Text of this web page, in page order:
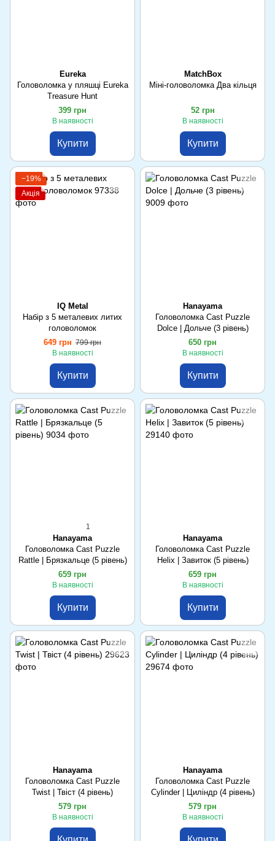
Eureka
Головоломка у пляшці Eureka
Treasure Hunt
399 грн
В наявності
Купити
MatchBox
Міні-головоломка Два кільця
52 грн
В наявності
Купити
−19%
Акція
IQ Metal
Набір з 5 металевих литих
головоломок
649 грн 799 грн
В наявності
Купити
Hanayama
Головоломка Cast Puzzle
Dolce | Дольче (3 рівень)
650 грн
В наявності
Купити
1
Hanayama
Головоломка Cast Puzzle
Rattle | Брязкальце (5 рівень)
659 грн
В наявності
Купити
Hanayama
Головоломка Cast Puzzle
Helix | Завиток (5 рівень)
659 грн
В наявності
Купити
Hanayama
Головоломка Cast Puzzle
Twist | Твіст (4 рівень)
579 грн
В наявності
Hanayama
Головоломка Cast Puzzle
Cylinder | Циліндр (4 рівень)
579 грн
В наявності